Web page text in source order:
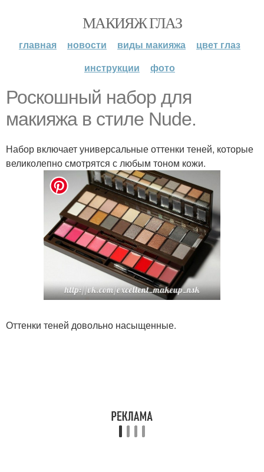
МАКИЯЖ ГЛАЗ
главная новости виды макияжа
цвет глаз
инструкции
фото
Роскошный набор для
макияжа в стиле Nude.
Набор включает универсальные оттенки теней, которые
великолепно смотрятся с любым тоном кожи.
Оттенки теней довольно насыщенные.